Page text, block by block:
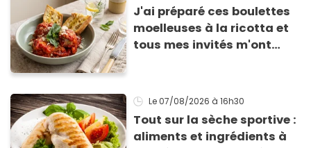
J'ai préparé ces boulettes
moelleuses à la ricotta et
tous mes invités m'ont
Le 07/08/2026 à 16h30
Tout sur la sèche sportive :
aliments et ingrédients à